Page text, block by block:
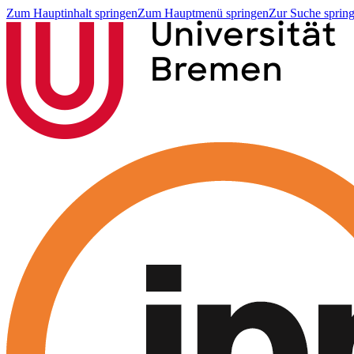
Zum Hauptinhalt springenZum Hauptmenü springenZur Suche